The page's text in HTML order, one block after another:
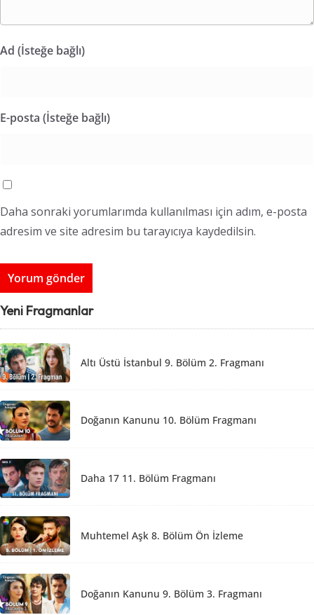
Ad (İsteğe bağlı)
E-posta (İsteğe bağlı)
Daha sonraki yorumlarımda kullanılması için adım, e-posta
adresim ve site adresim bu tarayıcıya kaydedilsin.
Yeni Fragmanlar
Altı Üstü İstanbul 9. Bölüm 2. Fragmanı
Doğanın Kanunu 10. Bölüm Fragmanı
Daha 17 11. Bölüm Fragmanı
Muhtemel Aşk 8. Bölüm Ön İzleme
Doğanın Kanunu 9. Bölüm 3. Fragmanı